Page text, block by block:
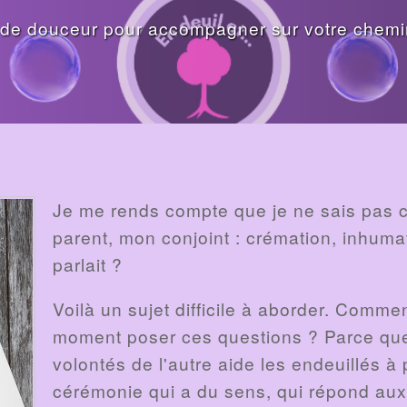
douceur pour accompagner sur votre
Je me rends compte que je ne sais pas
parent, mon conjoint : crémation,
parlait ?
Voilà un sujet difficile à aborder.
moment poser ces questions ? Parce
volontés de l'autre aide les endeuillés à
cérémonie qui a du sens, qui répond